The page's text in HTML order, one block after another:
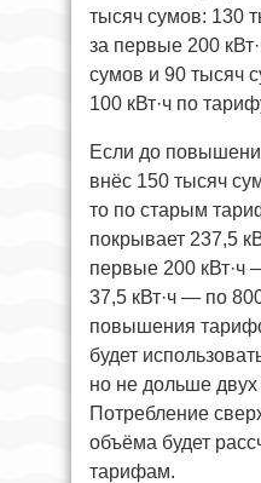
тысяч сумов: 130
за первые 200
сумов и 90 тысяч
100 кВт·ч по
Если до
внёс 150 тысяч
то по старым
покрывает 237,5
первые 200
37,5 кВт·ч — по
повышения
будет
но не дольше
Потребление
объёма будет
тарифам.